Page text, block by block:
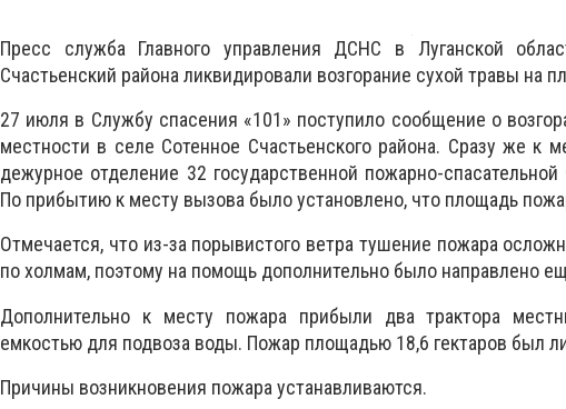
Пресс служба Главного управления ДСНС в Луганской
Счастьенский района ликвидировали возгорание сухой травы на
27 июля в Службу спасения «101» поступило сообщение о
местности в селе Сотенное Счастьенского района. Сразу же к
дежурное отделение 32 государственной пожарно-
По прибытию к месту вызова было установлено, что площадь
Отмечается, что из-за порывистого ветра тушение пожара
по холмам, поэтому на помощь дополнительно было направлено
Дополнительно к месту пожара прибыли два трактора
емкостью для подвоза воды. Пожар площадью 18,6 гектаров был
Причины возникновения пожара устанавливаются.